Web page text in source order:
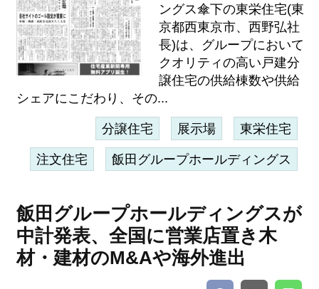
ングス傘下の東栄住宅(東
京都西東京市、西野弘社
長)は、グループにおいて
クオリティの高い戸建分
譲住宅の供給棟数や供給
シェアにこだわり、その...
分譲住宅 展示場 東栄住宅
注文住宅 飯田グループホールディングス
飯田グループホールディングスが
中計発表、全国に営業店置き木
材・建材のM&Aや海外進出